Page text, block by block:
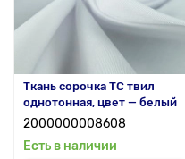
Ткань сорочка ТС твил
однотонная, цвет — белый
2000000008608
Есть в наличии